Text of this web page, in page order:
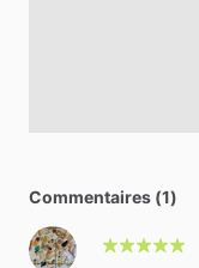
Commentaires (1)